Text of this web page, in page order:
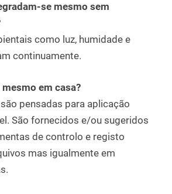
se mesmo sem
como luz, humidade e
continuamente.
em casa?
pensadas para aplicação
São fornecidos e/ou sugeridos
de controlo e registo
mas igualmente em